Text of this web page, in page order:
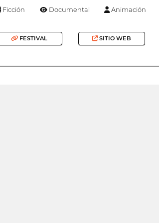
Ficción Documental Animación
FESTIVAL SITIO WEB